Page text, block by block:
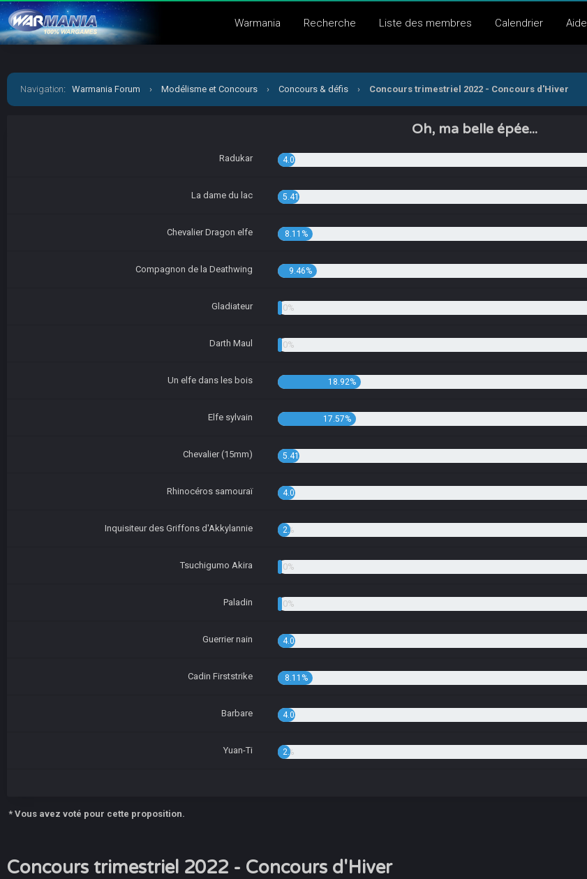
Warmania Recherche Liste des membres Calendrier Aide
Navigation: Warmania Forum › Modélisme et Concours › Concours & défis › Concours trimestriel 2022 - Concours d'Hiver
Oh, ma belle épée...
Radukar 4.05%
La dame du lac 5.41%
Chevalier Dragon elfe 8.11%
Compagnon de la Deathwing 9.46%
Gladiateur 1.35%
Darth Maul 1.35%
Un elfe dans les bois 18.92%
Elfe sylvain 17.57%
Chevalier (15mm) 5.41%
Rhinocéros samouraï 4.05%
Inquisiteur des Griffons d'Akkylannie 2.70%
Tsuchigumo Akira 1.35%
Paladin 1.35%
Guerrier nain 4.05%
Cadin Firststrike 8.11%
Barbare 4.05%
Yuan-Ti 2.70%
* Vous avez voté pour cette proposition.
Concours trimestriel 2022 - Concours d'Hiver